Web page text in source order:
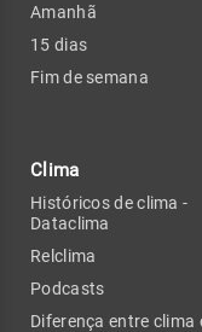
Amanhã
15 dias
Fim de semana
Clima
Históricos de clima -
Dataclima
Relclima
Podcasts
Diferença entre clima